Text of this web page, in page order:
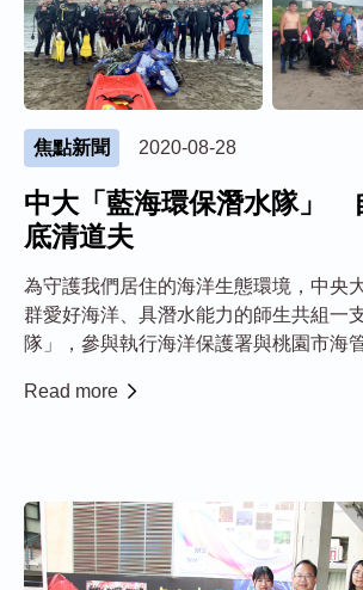
焦點新聞 2020-08-28
中大「藍海環保潛水隊」
底清道夫
為守護我們居住的海洋生態環境，中央
群愛好海洋、具潛水能力的師生共組一
隊」，參與執行海洋保護署與桃園市海
望為台灣海洋環境及生態盡一份心力！ 發起人中央大學水
Read more